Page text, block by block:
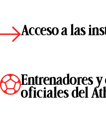
Acceso a las
Entrenadores
oficiales del